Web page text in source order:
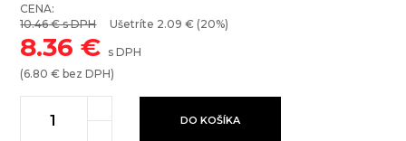
CENA:
10.46€ s DPH Ušetríte 2.09 € (20%)
8.36 € s DPH
(6.80 € bez DPH)
DO KOŠÍKA